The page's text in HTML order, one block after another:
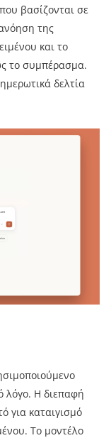
βασίζονται σε
της
και το
το συμπέρασμα.
δελτία
λόγο. Η διεπαφή
για καταιγισμό
Το μοντέλο